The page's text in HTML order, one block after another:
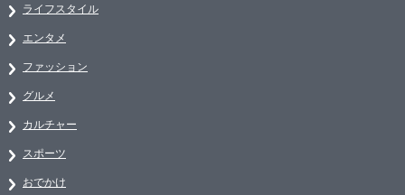
ライフスタイル
エンタメ
ファッション
グルメ
カルチャー
スポーツ
おでかけ